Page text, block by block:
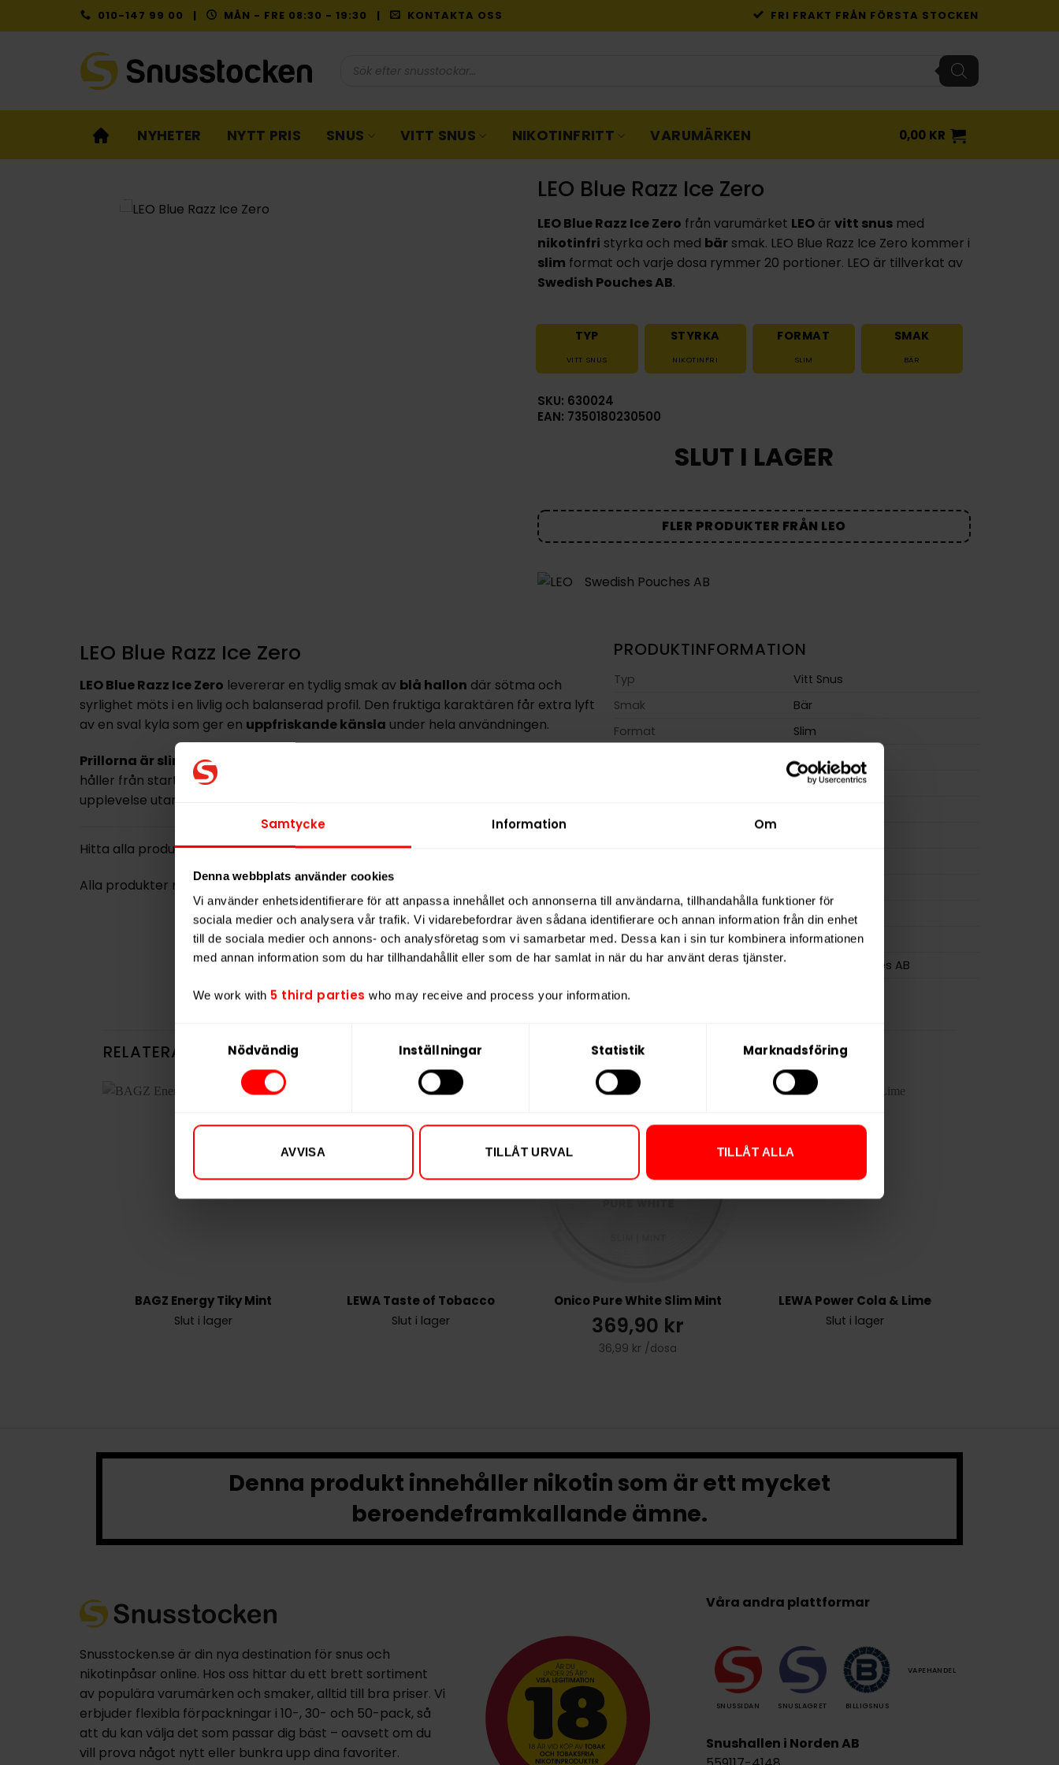
Samtycke Information Om
Denna webbplats använder cookies
Vi använder enhetsidentifierare för att anpassa innehållet och annonserna till användarna, tillhandahålla funktioner för
sociala medier och analysera vår trafik. Vi vidarebefordrar även sådana identifierare och annan information från din enhet
till de sociala medier och annons- och analysföretag som vi samarbetar med. Dessa kan i sin tur kombinera informationen
med annan information som du har tillhandahållit eller som de har samlat in när du har använt deras tjänster.
We work with 5 third parties who may receive and process your information.
Nödvändig Inställningar Statistik Marknadsföring
AVVISA TILLÅT URVAL TILLÅT ALLA
to
010-147 99 00 | MÅN - FRE 08:30 - 19:30 | KONTAKTA OSS FRI FRAKT FRÅN FÖRSTA STOCKEN
NYHETER NYTT PRIS SNUS VITT SNUS NIKOTINFRITT VARUMÄRKEN 0,00 KR
LEO Blue Razz Ice Zero
LEO Blue Razz Ice Zero från varumärket LEO är vitt snus med
nikotinfri styrka och med bär smak. LEO Blue Razz Ice Zero kommer i
slim format och varje dosa rymmer 20 portioner. LEO är tillverkat av
Swedish Pouches AB.
TYP
VITT SNUS
STYRKA
NIKOTINFRI
FORMAT
SLIM
SMAK
BÄR
SKU: 630024
EAN: 7350180230500
SLUT I LAGER
FLER PRODUKTER FRÅN LEO
Swedish Pouches AB
LEO Blue Razz Ice Zero
LEO Blue Razz Ice Zero levererar en tydlig smak av blå hallon där sötma och
syrlighet möts i en livlig och balanserad profil. Den fruktiga karaktären får extra lyft
av en sval kyla som ger en uppfriskande känsla under hela användningen.
Prillorna är slim
och sitter diskret under läppen, med en jämn smakrelease som
håller från start till slut. Ett alternativ för dig som vill ha en smakrik och fräsch
upplevelse utan nikotin.
Hitta alla produkter frånLEO
Alla produkter med smakenBär
PRODUKTINFORMATION
Typ
Vitt Snus
Smak
Bär
Format
Slim
Nikotinfri
0,0 mg/g
Vikt per portion
0,6 g
Varumärke
LEO
Tillverkare
Swedish Pouches AB
RELATERADE PRODUKTER
BAGZ Energy Tiky Mint
Slut i lager
LEWA Taste of Tobacco
Slut i lager
Onico Pure White Slim Mint
369,90 kr
36,99 kr /dosa
LEWA Power Cola & Lime
Slut i lager
Denna produkt innehåller nikotin som är ett mycket
beroendeframkallande ämne.
Snusstocken.se är din nya destination för snus och
nikotinpåsar online. Hos oss hittar du ett brett sortiment
av populära varumärken och smaker, alltid till bra priser. Vi
erbjuder flexibla förpackningar i 10-, 30- och 50-pack, så
att du kan välja det som passar dig bäst – oavsett om du
vill prova något nytt eller bunkra upp dina favoriter.
Våra andra plattformar
SNUSSIDAN SNUSLAGRET BILLIGSNUS
VAPEHANDEL
Snushallen i Norden AB